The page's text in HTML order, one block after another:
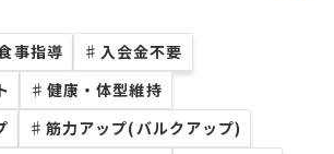
事指導 ♯ 入会金不要
♯ 健康・体型維持
♯ 筋力アップ(バルクアップ)